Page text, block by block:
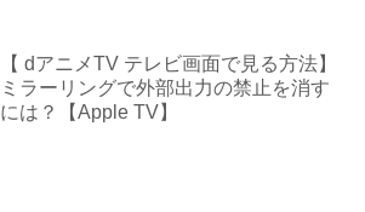
【 dアニメTV テレビ画面で見る方法】
ミラーリングで外部出力の禁止を消す
には？【Apple TV】